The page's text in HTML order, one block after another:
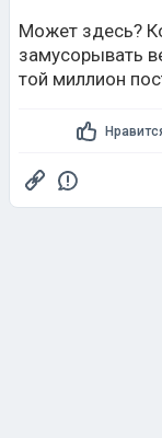
Может здесь?
замусорывать
той миллион